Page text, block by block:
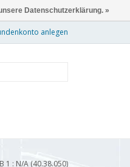
anlegen
1 : N/A (40.38.050)
Datenschutzerklärung. »